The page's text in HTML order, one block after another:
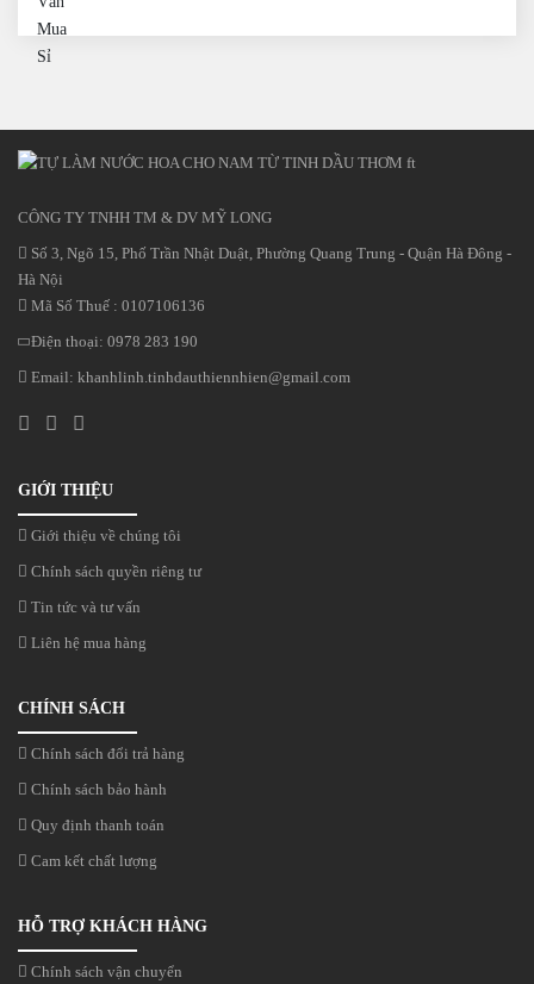
CÔNG TY TNHH TM & DV MỸ LONG
Số 3, Ngõ 15, Phố Trần Nhật Duật, Phường Quang Trung - Quận Hà Đông -
Hà Nội
Mã Số Thuế : 0107106136
Điện thoại: 0978 283 190
Email: khanhlinh.tinhdauthiennhien@gmail.com
GIỚI THIỆU
Giới thiệu về chúng tôi
Chính sách quyền riêng tư
Tin tức và tư vấn
Liên hệ mua hàng
CHÍNH SÁCH
Chính sách đổi trả hàng
Chính sách bảo hành
Quy định thanh toán
Cam kết chất lượng
HỖ TRỢ KHÁCH HÀNG
Chính sách vận chuyển